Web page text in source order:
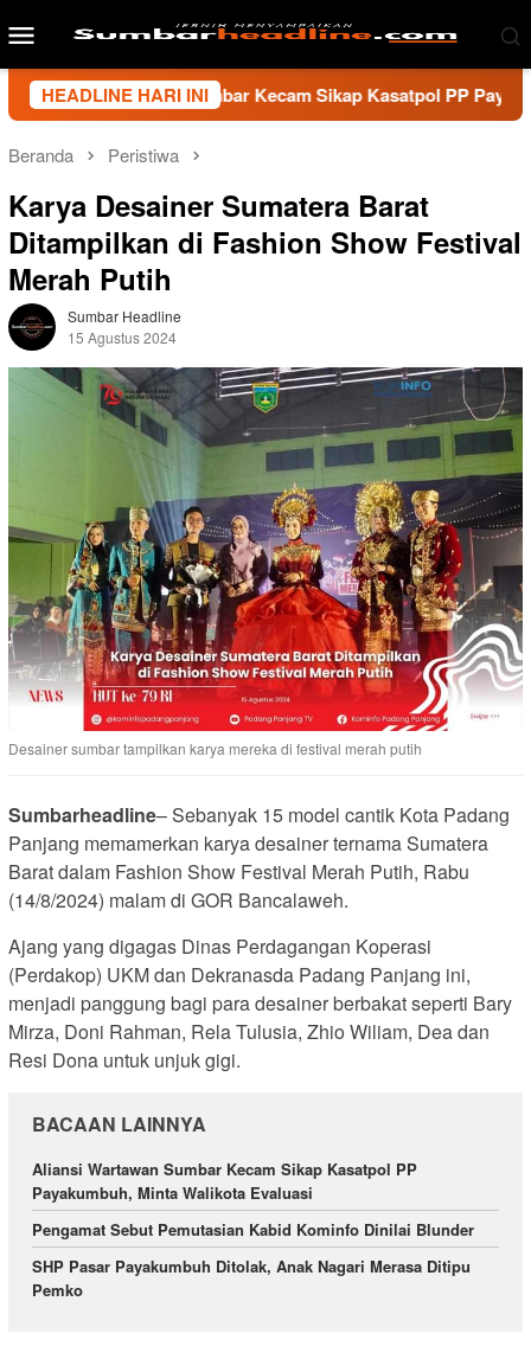
ke
Menu
Mobile
HEADLINE HARI INI
Sumbar Kecam Sikap Kasatpol PP Payakumbuh,
Beranda Peristiwa
Karya Desainer Sumatera Barat
Ditampilkan di Fashion Show Festival
Merah Putih
Sumbar Headline
15 Agustus 2024
Desainer sumbar tampilkan karya mereka di festival merah putih
Sumbarheadline– Sebanyak 15 model cantik Kota Padang
Panjang memamerkan karya desainer ternama Sumatera
Barat dalam Fashion Show Festival Merah Putih, Rabu
(14/8/2024) malam di GOR Bancalaweh.
Ajang yang digagas Dinas Perdagangan Koperasi
(Perdakop) UKM dan Dekranasda Padang Panjang ini,
menjadi panggung bagi para desainer berbakat seperti Bary
Mirza, Doni Rahman, Rela Tulusia, Zhio Wiliam, Dea dan
Resi Dona untuk unjuk gigi.
BACAAN LAINNYA
Aliansi Wartawan Sumbar Kecam Sikap Kasatpol PP
Payakumbuh, Minta Walikota Evaluasi
Pengamat Sebut Pemutasian Kabid Kominfo Dinilai Blunder
SHP Pasar Payakumbuh Ditolak, Anak Nagari Merasa Ditipu
Pemko